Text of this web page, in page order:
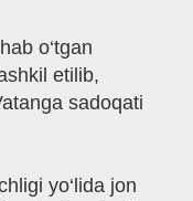
o‘tgan
etilib,
sadoqati
yo‘lida jon